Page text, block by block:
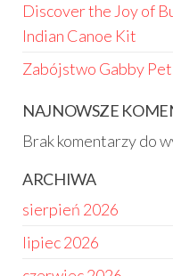
Discover the Joy of
Indian Canoe Kit
Zabójstwo Gabby
NAJNOWSZE
Brak komentarzy do
ARCHIWA
sierpień 2026
lipiec 2026